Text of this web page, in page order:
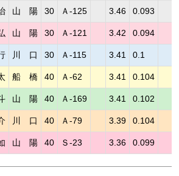
山 陽 30 Ａ-125 3.46 0.093
山 陽 30 Ａ-121 3.42 0.094
川 口 30 Ａ-115 3.41 0.1
船 橋 40 Ａ-62 3.41 0.104
山 陽 40 Ａ-169 3.41 0.102
川 口 40 Ａ-79 3.39 0.104
山 陽 40 Ｓ-23 3.36 0.099